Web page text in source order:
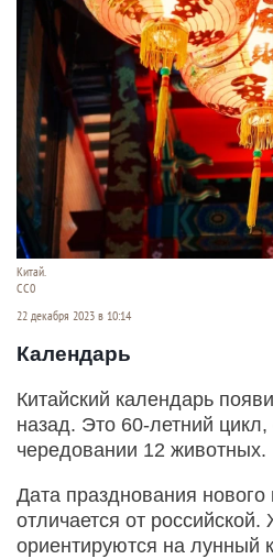
Китай.
CC0
22 декабря 2023 в 10:14
Календарь
Китайский календарь
назад. Это 60-летний
чередовании 12 животных.
Дата празднования нового
отличается от
ориентируются на лунный